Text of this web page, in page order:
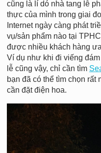
cũng là lí dó nhà tang lễ
thực của mình trong giai
Internet ngày càng phát
vụ/sản phẩm nào tại
được nhiều khách hàng
Ví dụ như khi đi viếng
lễ cũng vậy, chỉ cần tìm
bạn đã có thể tìm chọn rất
cần đặt điện hoa.